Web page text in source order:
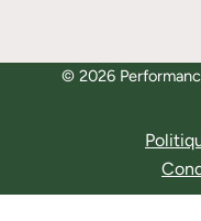
© 2026